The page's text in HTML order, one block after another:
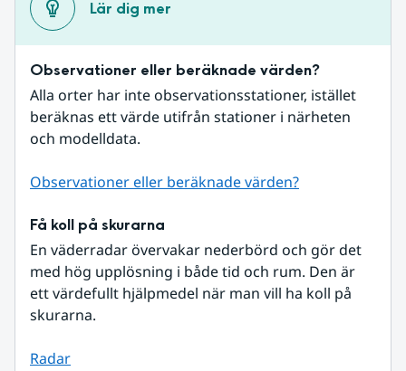
Lär dig mer
Observationer eller beräknade värden?
Alla orter har inte observationsstationer, istället
beräknas ett värde utifrån stationer i närheten
och modelldata.
Observationer eller beräknade värden?
Få koll på skurarna
En väderradar övervakar nederbörd och gör det
med hög upplösning i både tid och rum. Den är
ett värdefullt hjälpmedel när man vill ha koll på
skurarna.
Radar